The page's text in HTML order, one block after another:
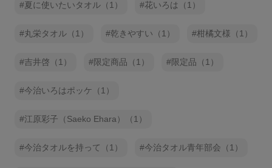
夏に使いたいタオル（1） 花いろは（1）
丸栄タオル（1） 乾きやすい（1） 柑橘文様（1）
吉井啓（1） 限定商品（1） 限定品（1）
今治いろはポッケ（1）
江原彩子（Saeko Ehara）（1）
今治タオルを持って（1） 今治タオル青年部会（1）